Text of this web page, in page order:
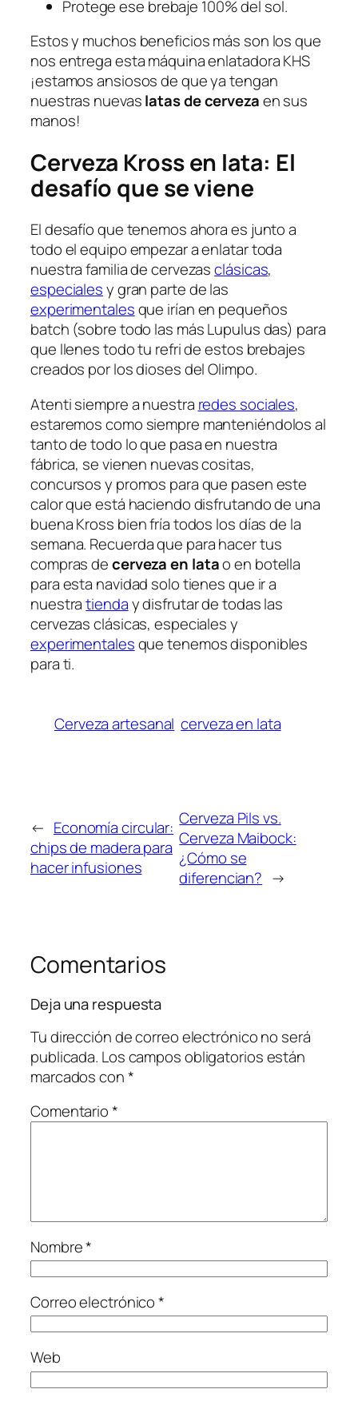
Protege ese brebaje 100% del sol.
Estos y muchos beneficios más son los que
nos entrega esta máquina enlatadora KHS
¡estamos ansiosos de que ya tengan
nuestras nuevaslatas de cervezaen sus
manos!
Cerveza Kross en lata: El
desafío que se viene
El desafío que tenemos ahora es junto a
todo el equipo empezar a enlatar toda
nuestra familia de cervezasclásicas,
especialesy gran parte de las
experimentalesque irían en pequeños
batch (sobre todo las más Lupulus das) para
que llenes todo tu refri de estos brebajes
creados por los dioses del Olimpo.
Atenti siempre a nuestra redes sociales,
estaremos como siempre manteniéndolos al
tanto de todo lo que pasa en nuestra
fábrica, se vienen nuevas cositas,
concursos y promos para que pasen este
calor que está haciendo disfrutando de una
buena Kross bien fría todos los días de la
semana. Recuerda que para hacer tus
compras decerveza en latao en botella
para esta navidad solo tienes que ir a
nuestratienday disfrutar de todas las
cervezas clásicas, especiales y
experimentalesque tenemos disponibles
para ti.
Cerveza artesanal cerveza en lata
← Economía circular:
chips de madera para
hacer infusiones
Cerveza Pils vs.
Cerveza Maibock:
¿Cómo se
diferencian? →
Comentarios
Deja una respuesta
Tu dirección de correo electrónico no será
publicada. Los campos obligatorios están
marcados con*
Comentario*
Nombre*
Correo electrónico*
Web